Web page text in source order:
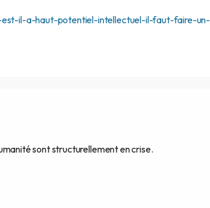
il-a-haut-potentiel-intellectuel-il-faut-faire-un-
sont structurellement en crise.